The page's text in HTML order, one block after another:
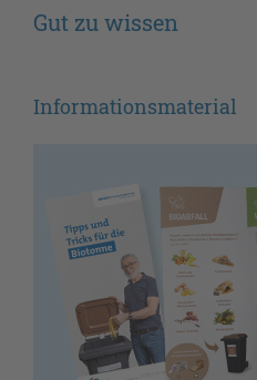
Gut zu wissen
Informationsmaterial